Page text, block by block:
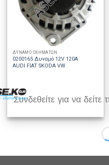
ΔΥΝΑΜΟ ΟΧΗΜΑΤΩΝ
0200165 Δυναμό 12V 120A
AUDI FIAT SKODA VW
Συνδεθείτε για να δείτε